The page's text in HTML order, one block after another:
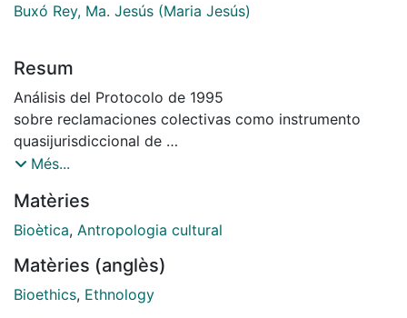
Buxó Rey, Ma. Jesús (Maria Jesús)
Resum
Análisis del Protocolo de 1995
sobre reclamaciones colectivas como instrumento
quasijurisdiccional de
control sobre el cumplimiento de la Carta Social
Més...
Matèries
Bioètica, Antropologia cultural
Matèries (anglès)
Bioethics, Ethnology